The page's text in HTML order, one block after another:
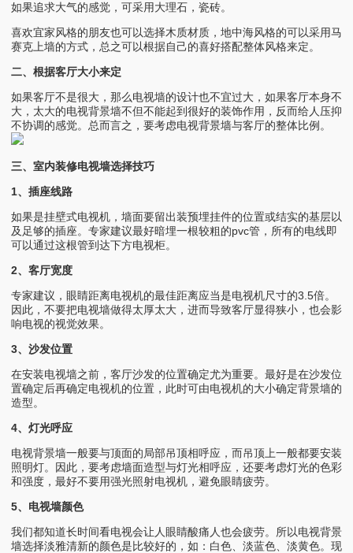
如果追求大气的感觉，可采用大理石，瓷砖。
喜欢宜家风格的朋友也可以选择木质材质，地中海风格的可以采用马
赛克上墙的方式，总之可以根据自己的喜好搭配整体风格来定。
二、根据客厅大小来定
如果客厅不是很大，那么电视墙的设计也不宜过大，如果客厅本身不
大，太大的电视背景墙不但不能起到很好的装饰作用，反而给人压抑
不协调的感觉。总而言之，要考虑电视背景墙与客厅的整体比例。
三、室内装修电视墙选择技巧
1、插座线路
如果是挂壁式电视机，墙面要留出装预埋挂件的位置或结实的基层以
及足够的插座。专家建议最好暗埋一根较粗的pvc管，所有的电线即
可以通过这根管到达下方电视柜。
2、客厅宽度
专家建议，眼睛距离电视机的最佳距离应当是电视机尺寸的3.5倍。
因此，不要把电视墙做得太厚太大，进而导致客厅显得狭小，也会影
响电视的视觉效果。
3、沙发位置
在安装电视墙之前，客厅沙发的位置确定尤为重要。最好是在沙发位
置确定后再确定电视机的位置，此时可由电视机的大小确定背景墙的
造型。
4、灯光呼应
电视背景墙一般要与顶面的局部吊顶相呼应，而吊顶上一般都要安装
照明灯。因此，要考虑墙面造型与灯光相呼应，还要考虑灯光的色彩
和强度，最好不要用强光照射电视机，避免眼睛疲劳。
5、电视墙颜色
我们都知道长时间看电视会让人眼睛酸痛人也会疲劳。所以电视背景
墙选择淡雅清新的颜色是比较好的，如：白色、淡蓝色、淡黄色。现